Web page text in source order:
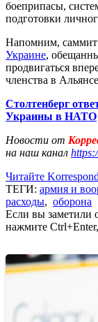
боеприпасы,
подготовки
Напомним,
Украине,
продвигаться
членства в
Столтенберг
Украины в НАТО
Новости от
на наш канал
Читайте
ТЕГИ: армия и
расходы, оборона
Если вы заметили
нажмите